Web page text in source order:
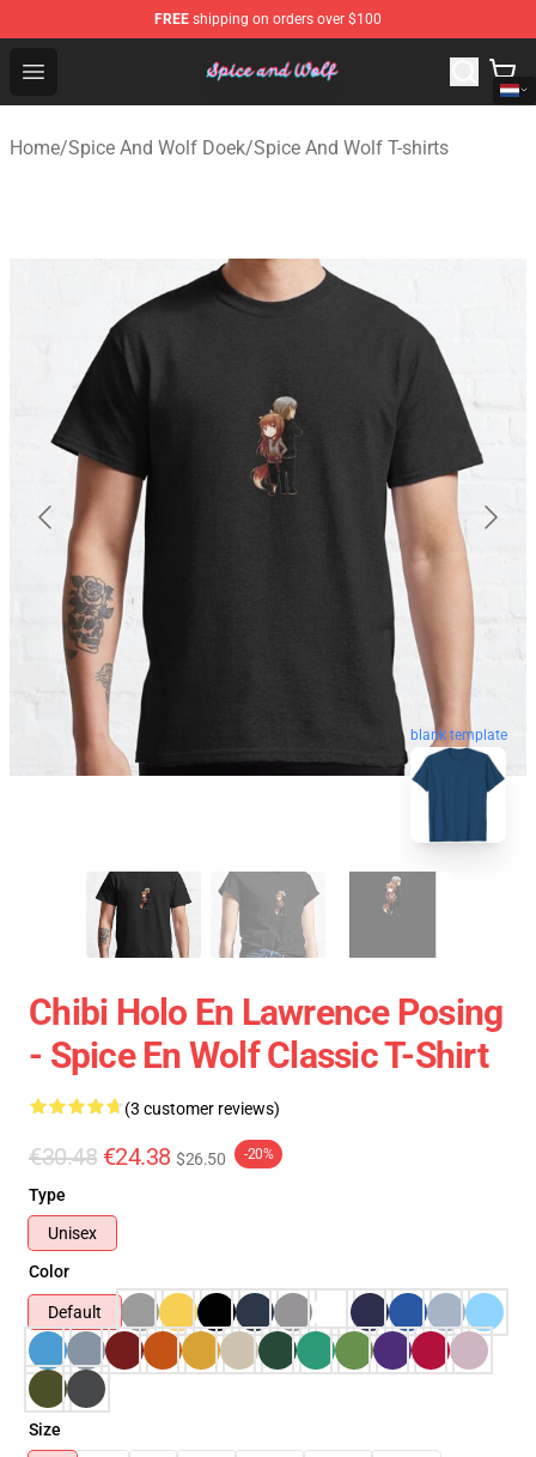
FREE shipping on orders over $100
Open menu
Spice And Wolf Store - Official Spice And Wolf
Home/Spice And Wolf Doek/Spice And Wolf T-shirts
blank template
Chibi Holo En Lawrence Posing
- Spice En Wolf Classic T-Shirt
(3 customer reviews)
€30.48 €24.38 $26.50 -20%
Type
Unisex
Color
Default
Size